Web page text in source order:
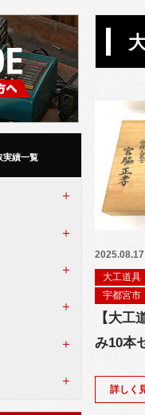
2025.08.17
大工道具
宇都宮市
【大工
み10本
詳しく
実績一覧